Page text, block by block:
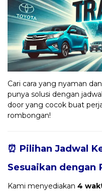
Cari cara yang nyaman
punya solusi dengan
door yang cocok buat
rombongan!
⏰ Pilihan Jadwal
Sesuaikan dengan
Kami menyediakan 4